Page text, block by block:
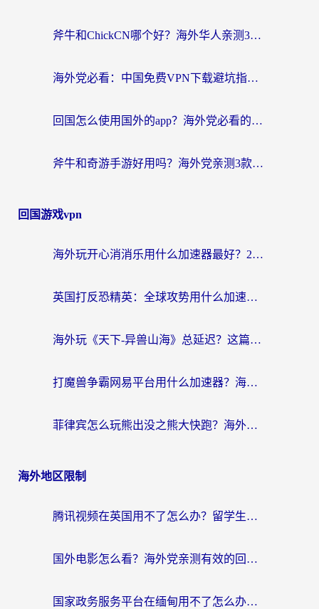
斧牛和ChickCN哪个好？海外华人亲测3款回国加速器+免费试用攻略
海外党必看：中国免费VPN下载避坑指南 + 无缝访问国内资源的终极方案
回国怎么使用国外的app？海外党必看的无缝访问国内资源全攻略
斧牛和奇游手游好用吗？海外党亲测3款回国加速器，选对才能无缝刷国内资源
回国游戏vpn
海外玩开心消消乐用什么加速器最好？2026真实体验指南，告别延迟卡顿
英国打反恐精英：全球攻势用什么加速器？2026年实测有效的国服游戏加速指南
海外玩《天下-异兽山海》总延迟？这篇延迟加速器指南帮你告别卡顿（附日本玩Sky光·遇最高警戒解决方案）
打魔兽争霸网易平台用什么加速器？海外党亲测有效的国服游戏加速指南
菲律宾怎么玩熊出没之熊大快跑？海外党国服游戏加速终极攻略（附3款热门游戏实测）
海外地区限制
腾讯视频在英国用不了怎么办？留学生亲测有效的回国加速器指南
国外电影怎么看？海外党亲测有效的回国加速器选择指南
国家政务服务平台在缅甸用不了怎么办？海外华人必看的回国加速全攻略